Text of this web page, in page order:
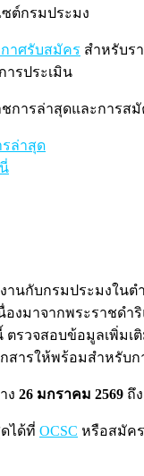
ซต์กรมประมง
าศรับสมัคร สำหรับร
ารประเมิน
การล่าสุดและการสมั
ล่าสุด
นกับกรมประมงในต
องมาจากพระราชดำ
ตรวจสอบข้อมูลเพิ่มเ
กสารให้พร้อมสำหรับ
ง 26 มกราคม 2569 ถึง
ได้ที่ OCSC หรือสมัค